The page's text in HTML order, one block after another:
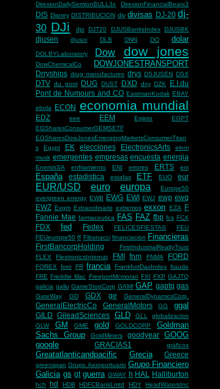
DirexionDailySemionBULL3x DirexionFinancialBearx3
DIS Disney DISTRIBUCION div divisas DJ-20 dj-
30 DJi djo DJT20 DJUSBanksIndex DJUSBK
djusen djusoi DLB DNN DO dolar
DOLBYLaboratory Dow dow jones
DowChemicalCo DOWJONESTRANSPORT
Drryships drug manufactures drys DSJUSEN DSX
DTV du pont DUG DUST DXD dxy DZK
E.I.du
Pont de Numours and CO EastmanKodak EBAY
ebola ECON economia mundial
EDZ eee EEM Egipto
EGPT
EGSharesConsumerGEMSETF
EGSharesDowJonesEmergingMarketsConsumerTitan
s
Egypt EK elecciones ElectronicsArts
elom
musk emergentes empresas encuesta energia
EnersisSA enfriamiento ENI errores ERTS erx
España estadistica estafas ETF EUO eur
EUR/USD euro europa
Europe50
evergreen energy EWB EWG EWI EWJ ewp ewq
EWZ Exgm Extraordinario extremos exxon EZA
F
Fannie Mae farmaceutica FAS FAZ fbp fcs FCX
FDX fed Fedex FELICESFIESTAS
FEU
FEUeurope50 ff Fibonacci financiacion Financieras
FirstBancorpHolding
FirstIndustrialRealtyTrust
FLEX
FlextronicsInternat FMI fnm FNMA FORD
FOREX foro FR francia FrankfurtDaxIndex fraude
FRE Freddie Mac FreeportMcmoran FXI FXP GAJTQ
galicia gallu GameStopCorp GAMI GAP gaptq gas
GateWay GD GDX ge GeneralDynamicsCorp.
GeneralElectricCo GeneralMotors GG ggal
GILD GileadSciences GLD GLL
globalizacion
GLW
GM GME gold GOLDCORP
Goldman
Sachs Group
GoldMiners goodyear
GOOG
google
GRACIAS1 gráficos
Greatatlanticandpacific Grecia Greece
greenspan Grupo Aeroportuario Grupo Financiero
Galicia gs gt guerra GWAY h HAL Halliburton
hch hd HDB HDFCBankLmtd HDY
HeadWatersInc